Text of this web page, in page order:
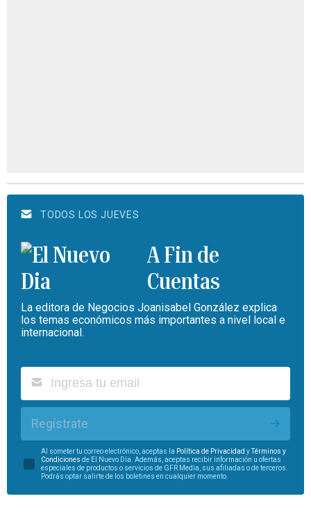
TODOS LOS JUEVES
A Fin de
Cuentas
La editora de Negocios Joanisabel González explica
los temas económicos más importantes a nivel local e
internacional.
Regístrate
Al someter tu correo electrónico, aceptas la Política de Privacidad yTérminos y
Condiciones de El Nuevo Día. Además, aceptas recibir información u ofertas
especiales de productos o servicios de GFR Media, sus afiliadas o de terceros.
Podrás optar salirte de los boletines en cualquier momento.